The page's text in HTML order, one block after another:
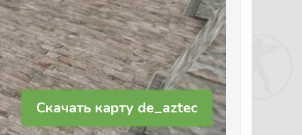
Скачать карту de_aztec